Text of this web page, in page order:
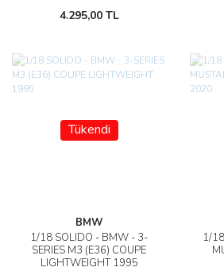
4.295,00 TL
Tükendi
BMW
1/18 SOLIDO - BMW - 3-
SERIES M3 (E36) COUPE
LIGHTWEIGHT 1995
1/